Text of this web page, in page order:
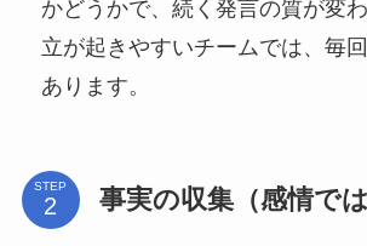
かどうかで、続く発言の質が変
立が起きやすいチームでは、毎
あります。
STEP 事実の収集（感情では